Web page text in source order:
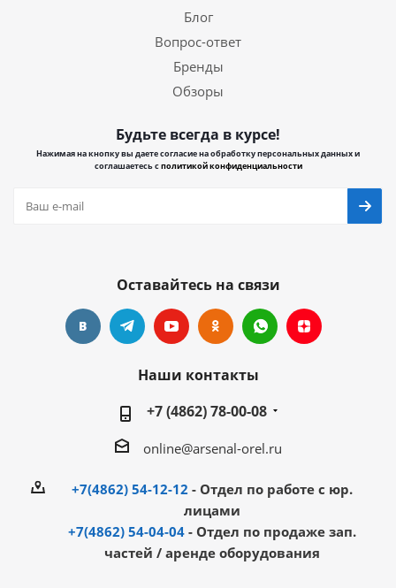
Блог
Вопрос-ответ
Бренды
Обзоры
Будьте всегда в курсе!
Нажимая на кнопку вы даете согласие на обработку персональных данных и
соглашаетесь сполитикой конфиденциальности
Оставайтесь на связи
Наши контакты
+7 (4862) 78-00-08
online@arsenal-orel.ru
+7(4862) 54-12-12 - Отдел по работе с юр.
лицами
+7(4862) 54-04-04 - Отдел по продаже зап.
частей / аренде оборудования